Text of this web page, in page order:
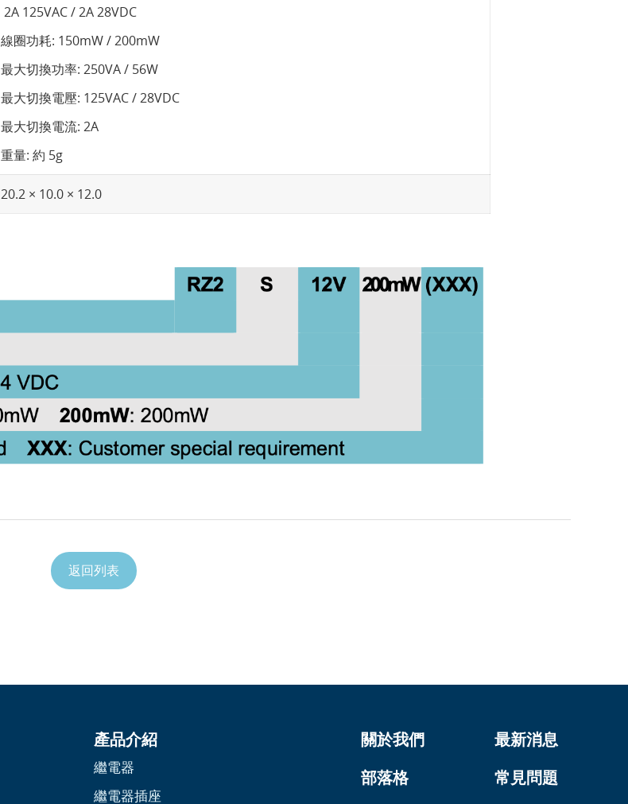
2A 125VAC / 2A 28VDC
線圈功耗: 150mW / 200mW
最大切換功率: 250VA / 56W
最大切換電壓: 125VAC / 28VDC
最大切換電流: 2A
重量: 約 5g
20.2 × 10.0 × 12.0
返回列表
產品介紹
繼電器
繼電器插座
關於我們
最新消息
部落格
常見問題